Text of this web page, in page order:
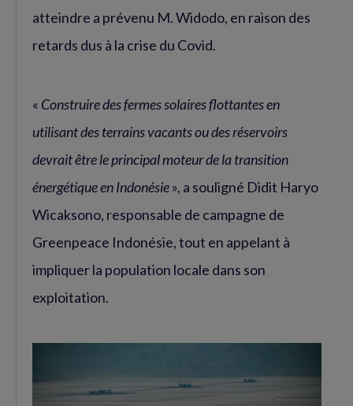
atteindre a prévenu M. Widodo, en raison des
retards dus à la crise du Covid.
« Construire des fermes solaires flottantes en
utilisant des terrains vacants ou des réservoirs
devrait être le principal moteur de la transition
énergétique en Indonésie», a souligné Didit Haryo
Wicaksono, responsable de campagne de
Greenpeace Indonésie, tout en appelant à
impliquer la population locale dans son
exploitation.